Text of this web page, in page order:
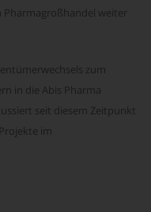
weiter
zum
in die Abis Pharma
seit diesem Zeitpunkt
im